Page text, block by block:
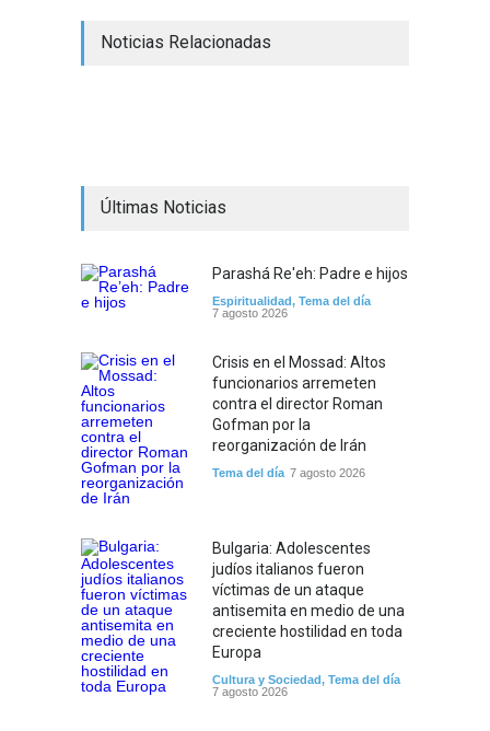
Noticias Relacionadas
Últimas Noticias
Parashá Re'eh: Padre e hijos
Espiritualidad, Tema del día
7 agosto 2026
Crisis en el Mossad: Altos
funcionarios arremeten
contra el director Roman
Gofman por la
reorganización de Irán
Tema del día 7 agosto 2026
Bulgaria: Adolescentes
judíos italianos fueron
víctimas de un ataque
antisemita en medio de una
creciente hostilidad en toda
Europa
Cultura y Sociedad, Tema del día
7 agosto 2026